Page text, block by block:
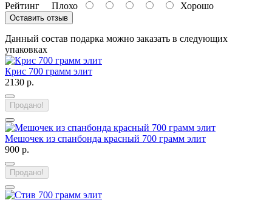
Рейтинг Плохо Хорошо
Оставить отзыв
Данный состав подарка можно заказать в следующих
упаковках
Крис 700 грамм элит
2130 р.
Продано!
Мешочек из спанбонда красный 700 грамм элит
900 р.
Продано!